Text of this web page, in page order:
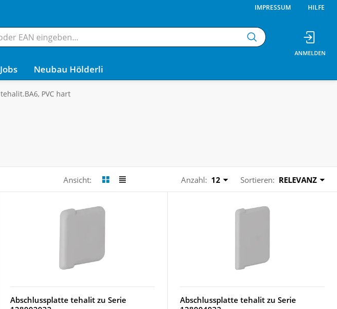
IMPRESSUM HILFE
Jobs Neubau Hölderli
tehalit.BA6, PVC hart
Ansicht: Anzahl: 12 Sortieren: RELEVANZ
Abschlussplatte tehalit zu Serie
Abschlussplatte tehalit zu Serie